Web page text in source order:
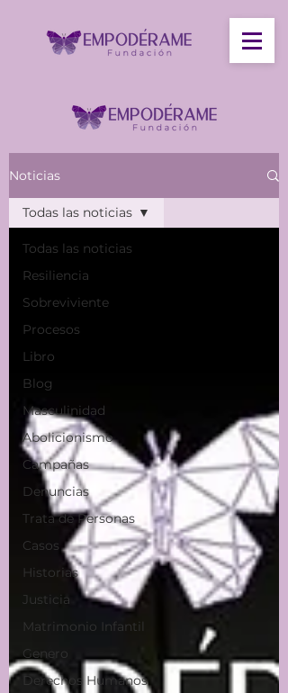
Noticias
Todas las noticias
Resiliencia
Sobreviviente
Procesos
Libro
Blog
Masculinidad
Abolicionismo
Campañas
Denuncias
Trata de Personas
Casos
Historias
Justicia
Matrimonio Infantil
Genero
Derechos Humanos
Todas las noticias